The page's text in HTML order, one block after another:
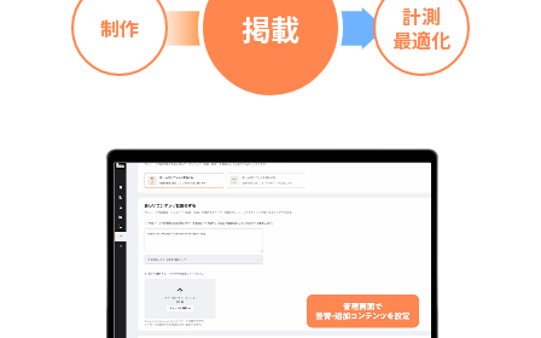
制作 掲載
計測
最適化